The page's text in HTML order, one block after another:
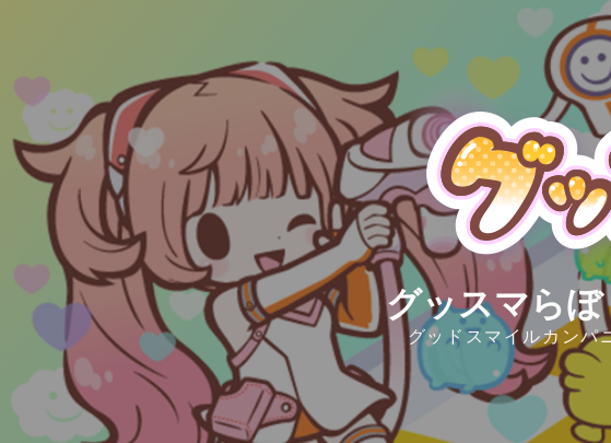
content
グッスマら
グッドスマイルカンパ